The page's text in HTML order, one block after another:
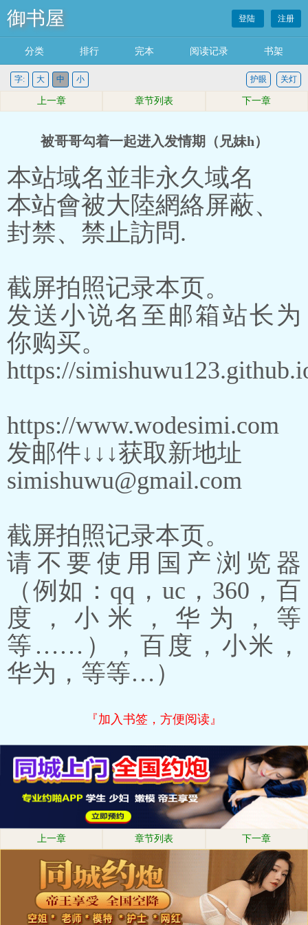
御书屋 登陆 注册
分类 排行 完本 阅读记录 书架
字: 大 中 小 关灯
护眼
上一章 章节列表 下一章
被哥哥勾着一起进入发情期（兄妹h）
本站域名並非永久域名
本站會被大陸網絡屏蔽、
封禁、禁止訪問.
截屏拍照记录本页。
发送小说名至邮箱站长为
你购买。
https://
https://www.wodesimi.com
发邮件↓↓↓获取新地址
simishuwu@gmail.com
截屏拍照记录本页。
请不要使用国产浏览器
（例如：qq，uc，360，百
度，小米，华为，等
等……），百度，小米，
华为，等等…）
『加入书签，方便阅读』
上一章 章节列表 下一章